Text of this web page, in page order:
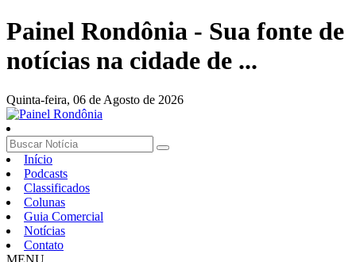
Painel Rondônia - Sua fonte de
notícias na cidade de ...
Quinta-feira, 06 de Agosto de 2026
Início
Podcasts
Classificados
Colunas
Guia Comercial
Notícias
Contato
MENU